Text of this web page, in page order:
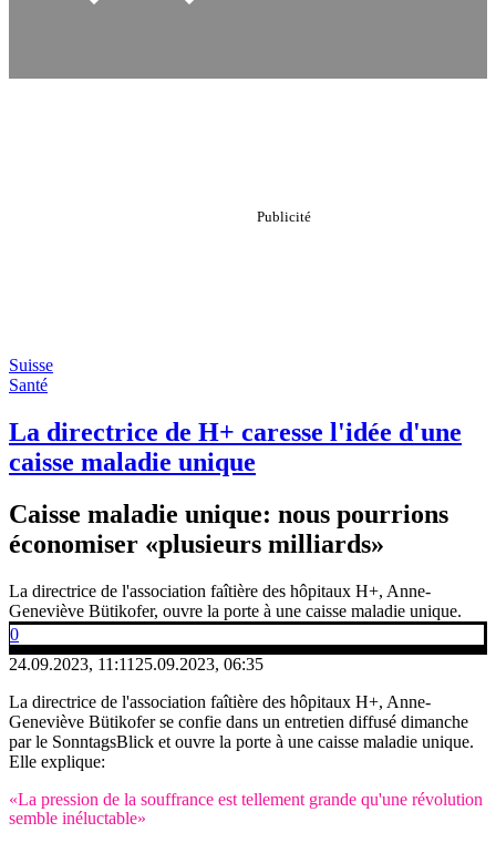
Suisse
Santé
La directrice de H+ caresse l'idée d'une
caisse maladie unique
Caisse maladie unique: nous pourrions
économiser «plusieurs milliards»
La directrice de l'association faîtière des hôpitaux H+, Anne-
Geneviève Bütikofer, ouvre la porte à une caisse maladie unique.
0
24.09.2023, 11:11 25.09.2023, 06:35
La directrice de l'association faîtière des hôpitaux H+, Anne-
Geneviève Bütikofer se confie dans un entretien diffusé dimanche
par le SonntagsBlick et ouvre la porte à une caisse maladie unique.
Elle explique:
«La pression de la souffrance est tellement grande qu'une révolution
semble inéluctable»